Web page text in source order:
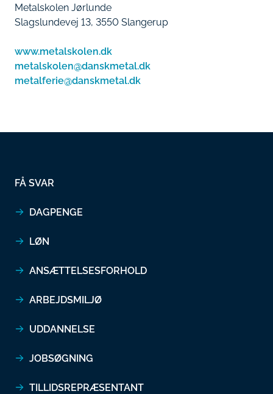
Metalskolen Jørlunde
Slagslundevej 13, 3550 Slangerup
www.metalskolen.dk
metalskolen@danskmetal.dk
metalferie@danskmetal.dk
FÅ SVAR
DAGPENGE
LØN
ANSÆTTELSESFORHOLD
ARBEJDSMILJØ
UDDANNELSE
JOBSØGNING
TILLIDSREPRÆSENTANT